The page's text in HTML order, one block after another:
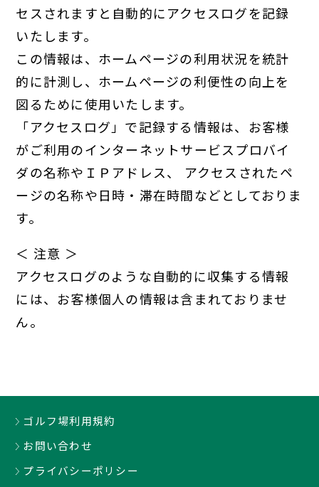
セスされますと自動的にアクセスログを記録
いたします。
この情報は、ホームページの利用状況を統計
的に計測し、ホームページの利便性の向上を
図るために使用いたします。
「アクセスログ」で記録する情報は、お客様
がご利用のインターネットサービスプロバイ
ダの名称やＩＰアドレス、
アクセスされたペ
ージの名称や日時・滞在時間などとしておりま
す。
＜ 注意 ＞
アクセスログのような自動的に収集する情報
には、お客様個人の情報は含まれておりませ
ん。
ゴルフ場利用規約
お問い合わせ
プライバシーポリシー